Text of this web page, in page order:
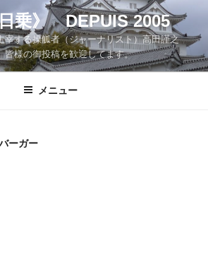
乗》 DEPUIS 2005
宰する操觚者（ジャーナリスト）高田謹之
。皆様の御投稿を歓迎してます。
メニュー
ーガー